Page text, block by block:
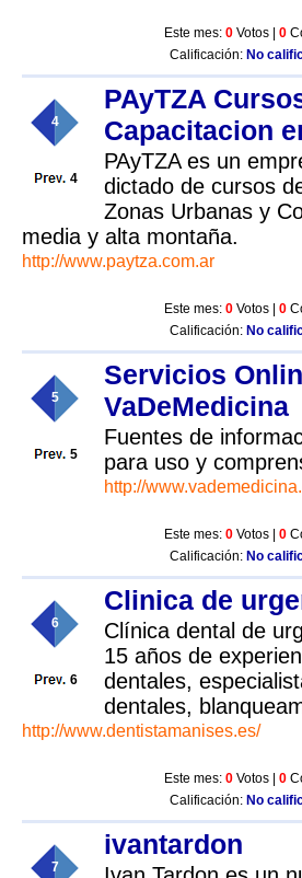
Este mes: 0 Votos | 0
Calificación: No
4
4
PAyTZA
Capacitacion
PAyTZA es un
dictado de cursos
Zonas Urbanas y
media y alta montaña.
http://www.paytza.com.ar
Este mes: 0 Votos | 0
Calificación: No
5
5
Servicios
VaDeMedicina
Fuentes de
para uso y
http://
Este mes: 0 Votos | 0
Calificación: No
6
6
Clinica de
Clínica dental de
15 años de
dentales,
dentales,
http://www.dentistamanises.es/
Este mes: 0 Votos | 0
Calificación: No
7
ivantardon